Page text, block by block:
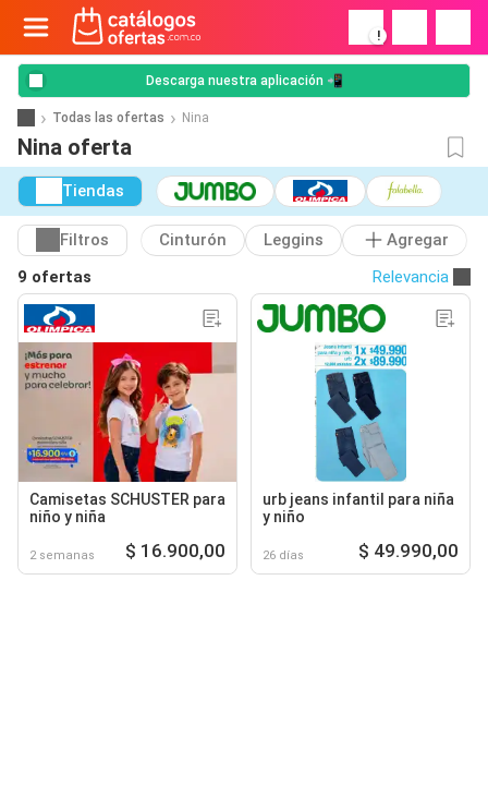
!
Descarga nuestra aplicación 📲
Todas las ofertas Nina
Nina oferta
Tiendas
Filtros Cinturón Leggins
Agregar
9 ofertas
Relevancia
Camisetas SCHUSTER para
niño y niña
2 semanas $ 16.900,00
urb jeans infantil para niña
y niño
26 días $ 49.990,00